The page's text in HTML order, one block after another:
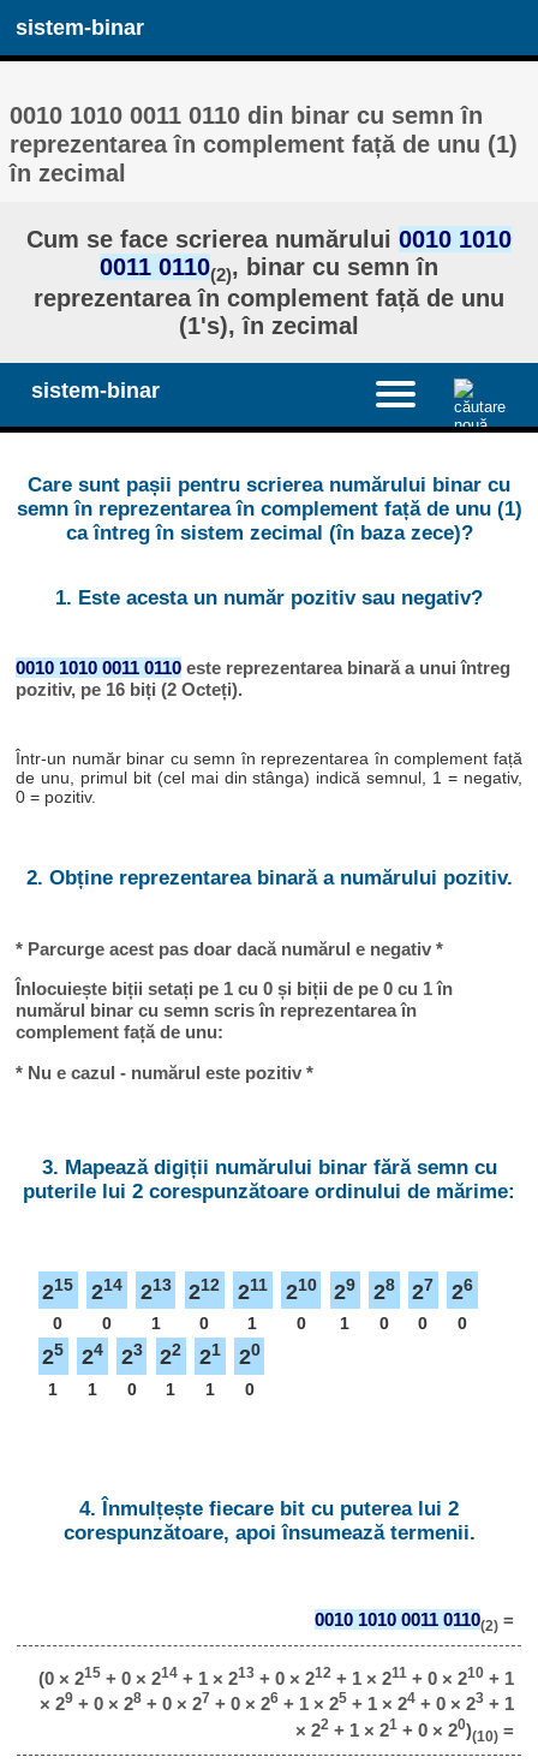
sistem-binar
0010 1010 0011 0110 din binar cu semn în
reprezentarea în complement față de unu (1)
în zecimal
Cum se face scrierea numărului 0010 1010
0011 0110(2), binar cu semn în
reprezentarea în complement față de unu
(1's), în zecimal
sistem-binar
Care sunt pașii pentru scrierea numărului binar cu
semn în reprezentarea în complement față de unu (1)
ca întreg în sistem zecimal (în baza zece)?
1. Este acesta un număr pozitiv sau negativ?
0010 1010 0011 0110 este reprezentarea binară a unui întreg
pozitiv, pe 16 biți (2 Octeți).
Într-un număr binar cu semn în reprezentarea în complement față
de unu, primul bit (cel mai din stânga) indică semnul, 1 = negativ,
0 = pozitiv.
2. Obține reprezentarea binară a numărului pozitiv.
* Parcurge acest pas doar dacă numărul e negativ *
Înlocuiește biții setați pe 1 cu 0 și biții de pe 0 cu 1 în
numărul binar cu semn scris în reprezentarea în
complement față de unu:
* Nu e cazul - numărul este pozitiv *
3. Mapează digiții numărului binar fără semn cu
puterile lui 2 corespunzătoare ordinului de mărime:
215
0
214
0
213
1
212
0
211
1
210
0
29
1
28
0
27
0
26
0
25
1
24
1
23
0
22
1
21
1
20
0
4. Înmulțește fiecare bit cu puterea lui 2
corespunzătoare, apoi însumează termenii.
0010 1010 0011 0110(2)=
(0 × 215+ 0 × 214+ 1 × 213+ 0 × 212+ 1 × 211+ 0 × 210+ 1
× 29+ 0 × 28+ 0 × 27 + 0 × 26+ 1 × 25+ 1 × 24+ 0 × 23+ 1
× 22+ 1 × 21+ 0 × 20)(10)=